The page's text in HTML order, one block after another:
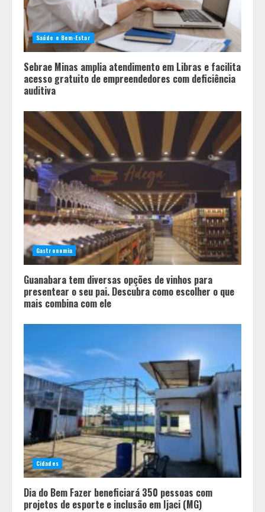
Saúde e Bem-Estar
Sebrae Minas amplia atendimento em Libras e facilita
acesso gratuito de empreendedores com deficiência
auditiva
Gastronomia
Guanabara tem diversas opções de vinhos para
presentear o seu pai. Descubra como escolher o que
mais combina com ele
Cidades
Dia do Bem Fazer beneficiará 350 pessoas com
projetos de esporte e inclusão em Ijaci (MG)